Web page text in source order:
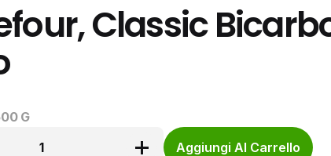
Classic
G
1
Aggiungi Al Carrello